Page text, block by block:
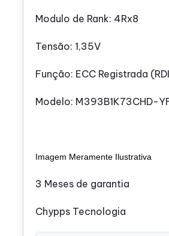
Modulo de Rank: 4Rx8
Tensão: 1,35V
Função: ECC Registrada
Modelo: M393B1K73CHD-
Imagem Meramente Ilustrativa
3 Meses de garantia
Chypps Tecnologia